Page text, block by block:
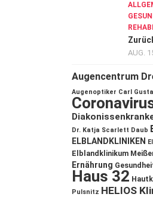
AUG.
Augencentrum
Augenoptiker Carl
Dr. Katja Scarlett Daub
ELBLANDKLINIKEN
Elblandklinikum
Ernährung
Haus 32
Pulsnitz HELIOS